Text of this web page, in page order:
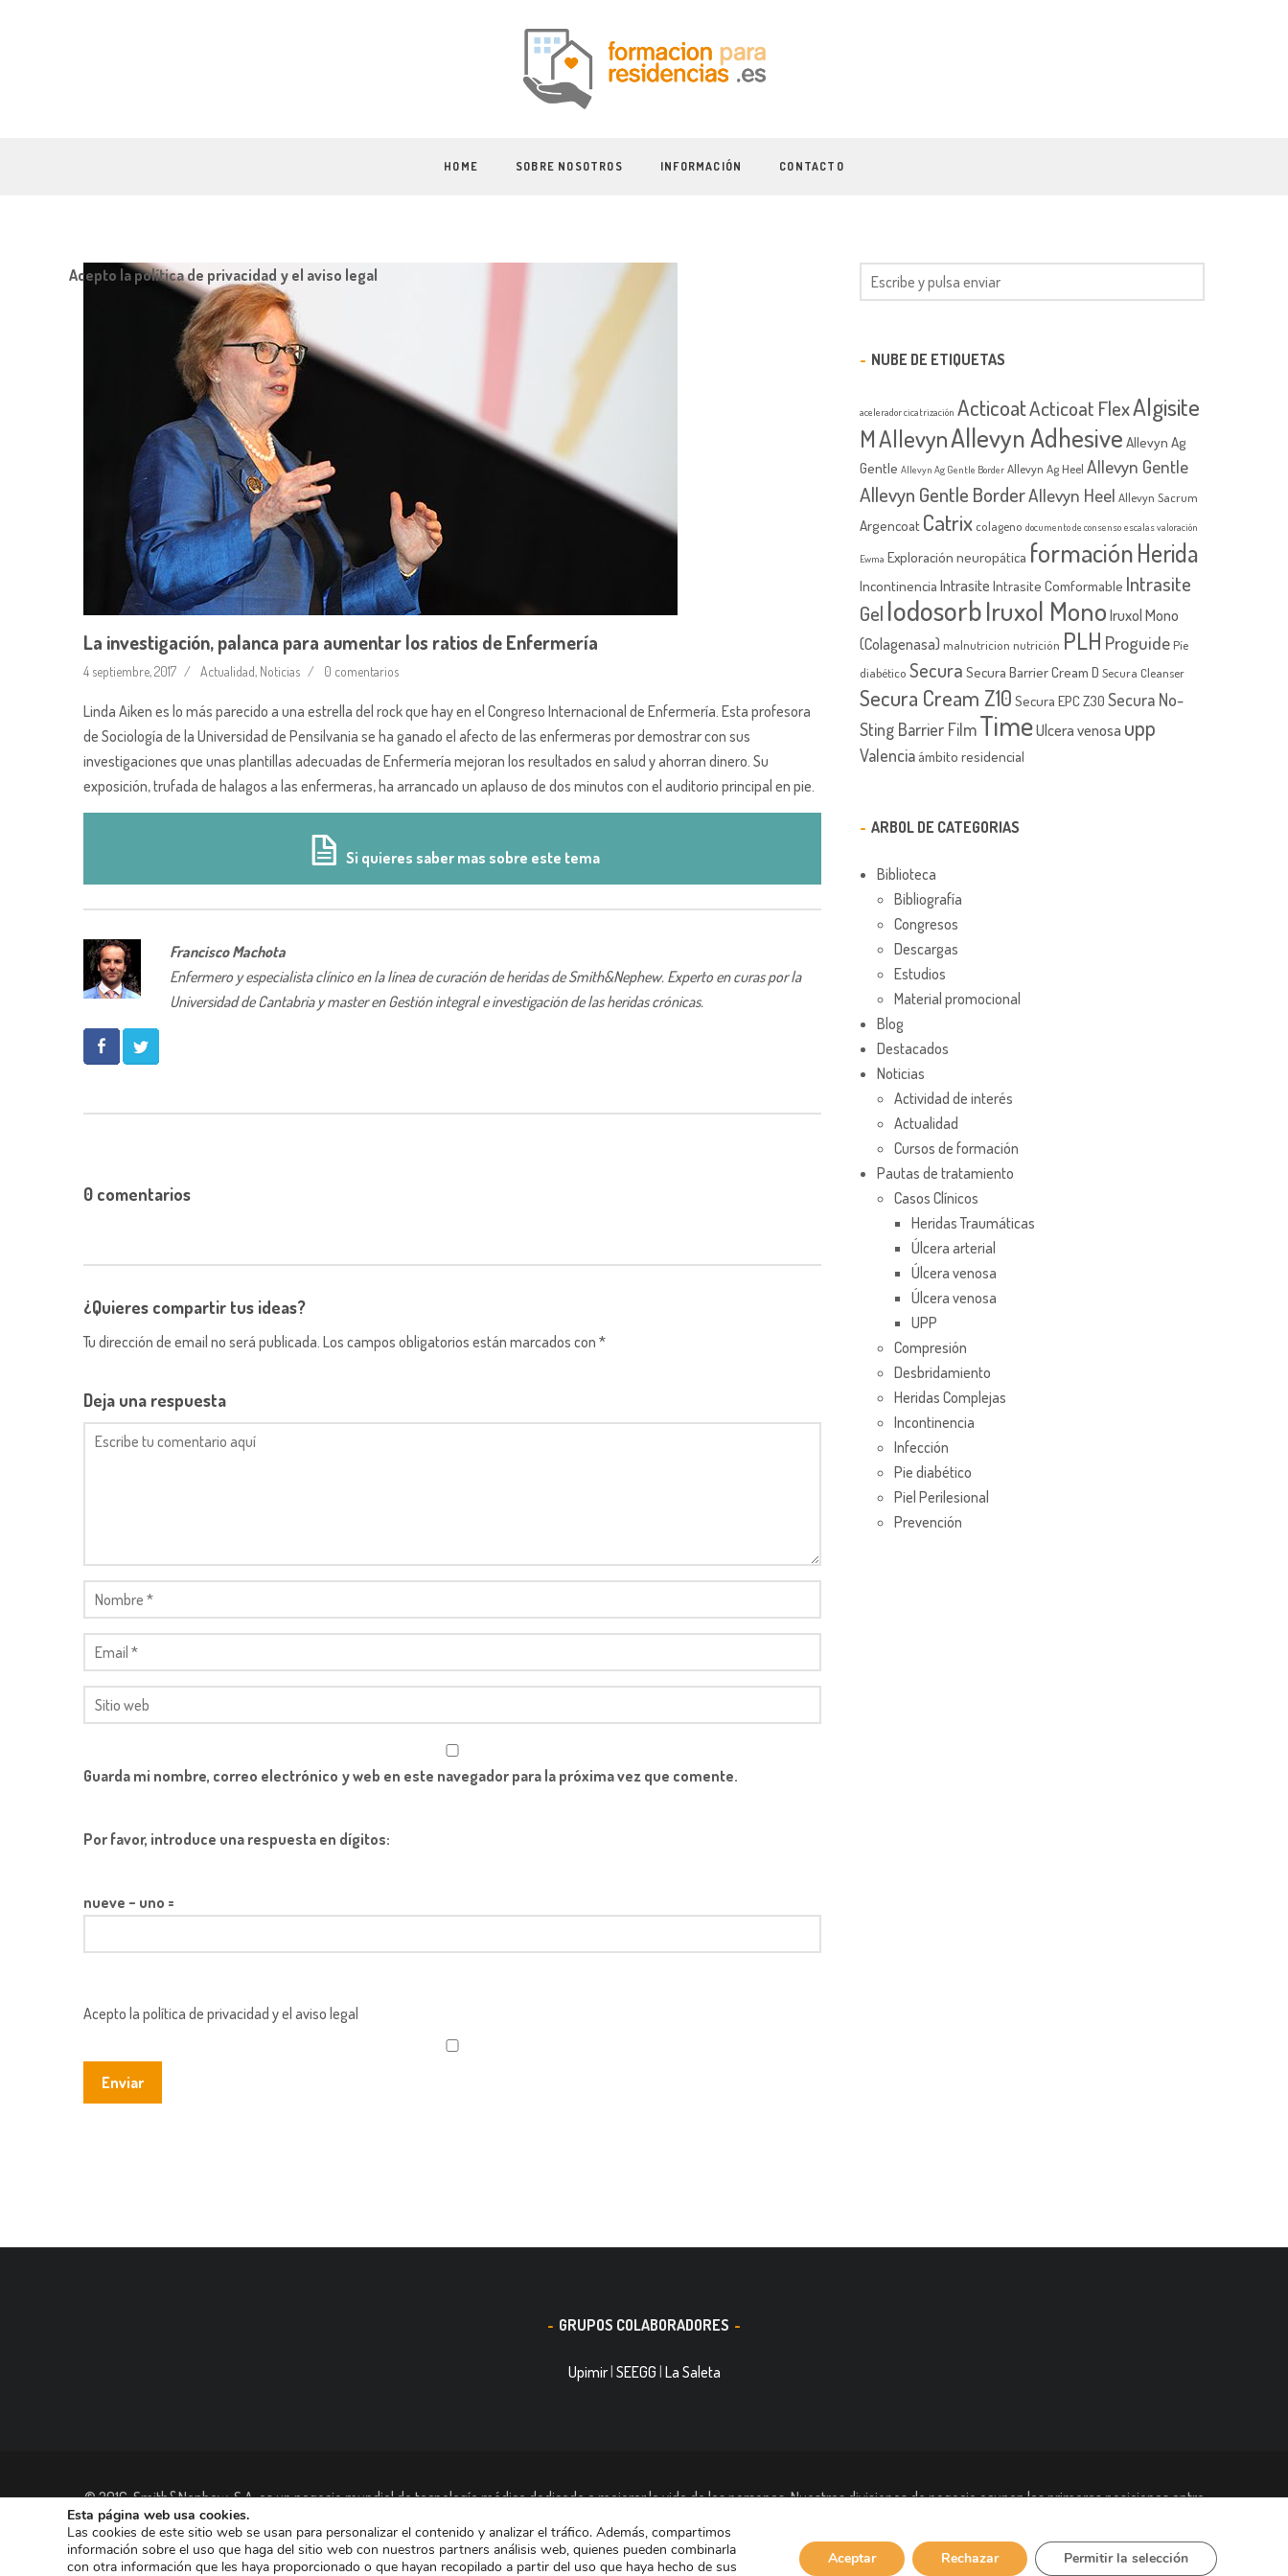
HOME SOBRE NOSOTROS INFORMACIÓN CONTACTO
La investigación, palanca para aumentar los ratios de Enfermería
4 septiembre, 2017 Actualidad, Noticias 0 comentarios
Linda Aiken es lo más parecido a una estrella del rock que hay en el Congreso Internacional de Enfermería. Esta profesora
de Sociología de la Universidad de Pensilvania se ha ganado el afecto de las enfermeras por demostrar con sus
investigaciones que unas plantillas adecuadas de Enfermería mejoran los resultados en salud y ahorran dinero. Su
exposición, trufada de halagos a las enfermeras, ha arrancado un aplauso de dos minutos con el auditorio principal en pie.
Si quieres saber mas sobre este tema
Francisco Machota
Enfermero y especialista clínico en la línea de curación de heridas de Smith&Nephew. Experto en curas por la
Universidad de Cantabria y master en Gestión integral e investigación de las heridas crónicas.
0 comentarios
¿Quieres compartir tus ideas?
Tu dirección de email no será publicada. Los campos obligatorios están marcados con *
Deja una respuesta
Guarda mi nombre, correo electrónico y web en este navegador para la próxima vez que comente.
Por favor, introduce una respuesta en dígitos:
nueve − uno =
Acepto la política de privacidad y el aviso legal
Acepto la política de privacidad y el aviso legal
NUBE DE ETIQUETAS
acelerador cicatrización ActicoatActicoat FlexAlgisite
MAllevynAllevyn Adhesive Allevyn Ag
Gentle Allevyn Ag Gentle Border Allevyn Ag Heel Allevyn Gentle
Allevyn Gentle BorderAllevyn Heel Allevyn Sacrum
Argencoat Catrix colageno documento de consenso escalas valoración
Ewma Exploración neuropática formaciónHerida
Incontinencia Intrasite Intrasite Comformable Intrasite
Gel IodosorbIruxol MonoIruxol Mono
(Colagenasa) malnutricion nutrición PLH Proguide Píe
diabético Secura Secura Barrier Cream D Secura Cleanser
Secura Cream Z10 Secura EPC Z30 Secura No-
Sting Barrier FilmTimeUlcera venosa upp
Valenciaámbito residencial
ARBOL DE CATEGORIAS
Biblioteca
Bibliografía
Congresos
Descargas
Estudios
Material promocional
Blog
Destacados
Noticias
Actividad de interés
Actualidad
Cursos de formación
Pautas de tratamiento
Casos Clínicos
Heridas Traumáticas
Úlcera arterial
Úlcera venosa
Úlcera venosa
UPP
Compresión
Desbridamiento
Heridas Complejas
Incontinencia
Infección
Pie diabético
Piel Perilesional
Prevención
GRUPOS COLABORADORES
Upimir| SEEGG La Saleta
© 2016, Smith&Nephew, S.A. es un negocio mundial de tecnología médica dedicada a mejorar la vida de las personas. Nuestras divisiones de negocio ocupan las primeras posiciones entre
las empresas dedicadas a Reconstrucción Ortopédica, Curación de heridas Medicina del Deporte y Trauma. Tiene casi 11.000 trabajadores en todo el mundo y está presente en más de 90
países.
Esta página web usa cookies.
Las cookies de este sitio web se usan para personalizar el contenido y analizar el tráfico. Además, compartimos
información sobre el uso que haga del sitio web con nuestros partners análisis web, quienes pueden combinarla
con otra información que les haya proporcionado o que hayan recopilado a partir del uso que haya hecho de sus
Aceptar Rechazar Permitir la selección